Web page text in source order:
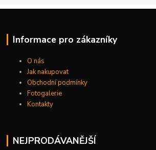
Informace pro zákazníky
O nás
Jak nakupovat
Obchodní podmínky
Fotogalerie
Kontakty
NEJPRODÁVANĚJŠÍ